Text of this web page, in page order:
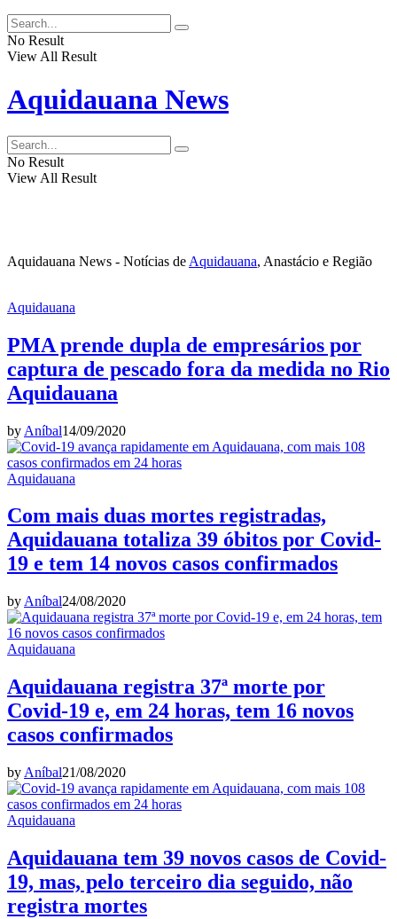
No Result
View All Result
Aquidauana News
No Result
View All Result
Aquidauana News - Notícias de Aquidauana, Anastácio e Região
Aquidauana
PMA prende dupla de empresários por
captura de pescado fora da medida no Rio
Aquidauana
by Aníbal14/09/2020
Aquidauana
Com mais duas mortes registradas,
Aquidauana totaliza 39 óbitos por Covid-
19 e tem 14 novos casos confirmados
by Aníbal24/08/2020
Aquidauana
Aquidauana registra 37ª morte por
Covid-19 e, em 24 horas, tem 16 novos
casos confirmados
by Aníbal21/08/2020
Aquidauana
Aquidauana tem 39 novos casos de Covid-
19, mas, pelo terceiro dia seguido, não
registra mortes